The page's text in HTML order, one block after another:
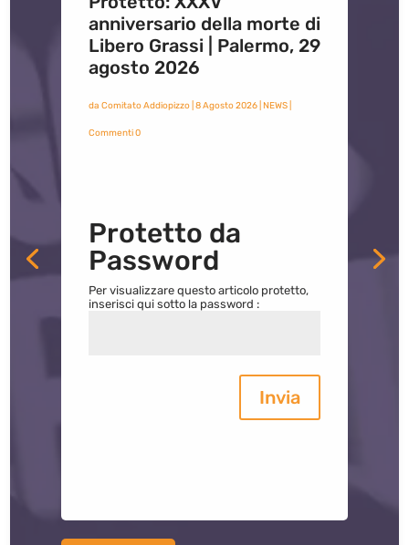
anniversario della morte di
Libero Grassi | Palermo, 29
agosto 2026
da Comitato Addiopizzo| 8 Agosto 2026| NEWS|
Commenti 0
Protetto da
Password
Per visualizzare questo articolo protetto,
inserisci qui sotto la password :
Invia